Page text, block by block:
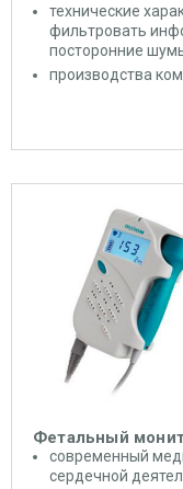
технические
фильтровать
посторонние
производства
Фетальный
современный
сердечной